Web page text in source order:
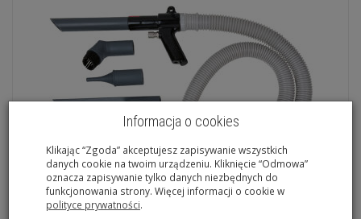
Informacja o cookies
Klikając “Zgoda” akceptujesz zapisywanie wszystkich
danych cookie na twoim urządzeniu. Kliknięcie “Odmowa”
oznacza zapisywanie tylko danych niezbędnych do
funkcjonowania strony. Więcej informacji o cookie w
polityce prywatności.